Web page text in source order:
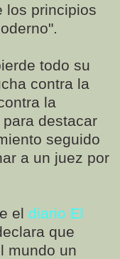
los principios
todo su
contra la
la
destacar
seguido
a un juez por
el diario El
que
mundo un